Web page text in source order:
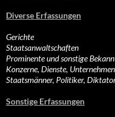
Diverse Erfassungen
Gerichte
Staatsanwaltschaften
Prominente und sonstige
Konzerne, Dienste,
Staatsmänner, Politiker,
Sonstige Erfassungen